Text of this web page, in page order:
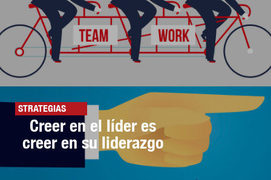
STRATEGIAS
Creer en el líder es
creer en su liderazgo